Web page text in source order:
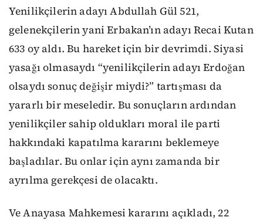
Yenilikçilerin adayı Abdullah Gül 521,
gelenekçilerin yani Erbakan’ın adayı Recai Kutan
633 oy aldı. Bu hareket için bir devrimdi. Siyasi
yasağı olmasaydı “yenilikçilerin adayı Erdoğan
olsaydı sonuç değişir miydi?” tartışması da
yararlı bir meseledir. Bu sonuçların ardından
yenilikçiler sahip oldukları moral ile parti
hakkındaki kapatılma kararını beklemeye
başladılar. Bu onlar için aynı zamanda bir
ayrılma gerekçesi de olacaktı.
Ve Anayasa Mahkemesi kararını açıkladı, 22